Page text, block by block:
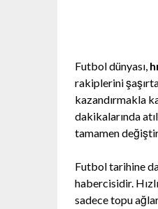
Futbol dünyası,
rakiplerini
kazandırmakla
dakikalarında
tamamen
Futbol tarihine
habercisidir.
sadece topu